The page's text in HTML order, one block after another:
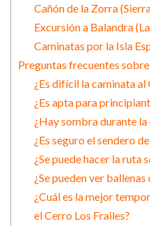
Cañón de la Zorra
Excursión a Balandra
Caminatas por la Isla
Preguntas frecuentes
¿Es difícil la caminata al
¿Es apta para
¿Hay sombra durante la
¿Es seguro el sendero
¿Se puede hacer la ruta
¿Se pueden ver
¿Cuál es la mejor
el Cerro Los Frailes?